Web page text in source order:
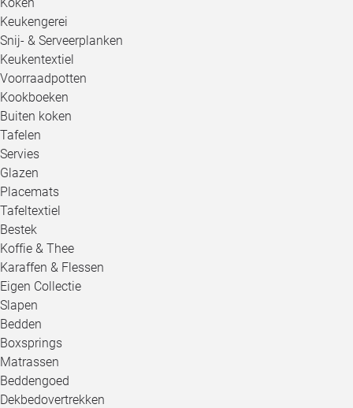
Keukengerei
Snij- & Serveerplanken
Keukentextiel
Voorraadpotten
Kookboeken
Buiten koken
Tafelen
Servies
Glazen
Placemats
Tafeltextiel
Bestek
Koffie & Thee
Karaffen & Flessen
Eigen Collectie
Slapen
Bedden
Boxsprings
Matrassen
Beddengoed
Dekbedovertrekken